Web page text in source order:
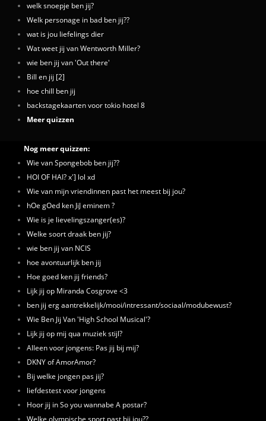
welk snoepje ben jij?
Welk personage in bad ben jij??
wat is jou liefelings dier
Wat weet jij van Wentworth Miller?
wie ben jij van 'Out there'
Bill en jij [2]
hoe chill ben jij
backstagekaarten voor tokio hotel 8
Meer quizzen
Nog meer quizzen:
Wie van Spongebob ben jij??
HOI OF HAI? x'] lol xd
Wie van mijn vriendinnen past het meest bij jou?
hOe gOed ken JiJ eminem ?
Wie is je lievelingszanger(es)?
Welke soort draak ben jij?
wie ben jij van NCIS
hoe avontuurlijk ben jij
Hoe goed ken jij friends?
Lijk jij op Miranda Cosgrove <3
ben jij erg aantrekkelijk/mooi/intressant/sociaal/modubewust?
Wie Ben Jij Van 'High School Musical'?
Lijk jij op mij qua muziek stijl?
Alleen voor jongens: Pas jij bij mij?
DKNY of AmorAmor?
Bij welke jongen pas jij?
liefdestest voor jongens
Hoor jij in So you wannabe A postar?
Welke olympische sport past bij jou??